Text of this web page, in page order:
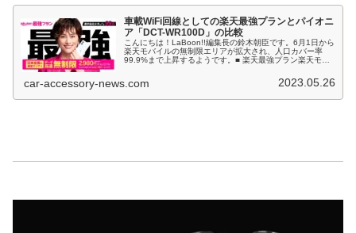
車載WiFi回線としての楽天最強プランとパイオニ
ア「DCT-WR100D」の比較
こんにちは！LaBoon!!編集長の鈴木朝臣です。6月1日から
楽天モバイルの無制限エリアが拡大され、人口カバー率
99.9%まで上昇するようです。■ 楽天最強プラン楽天モバ
car-accessory-news.com 2023.05.26